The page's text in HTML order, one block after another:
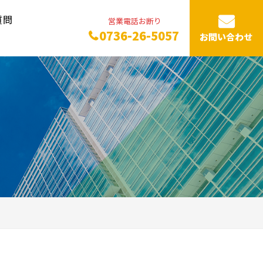
営業電話お断り
0736-26-5057 お問い合わせ